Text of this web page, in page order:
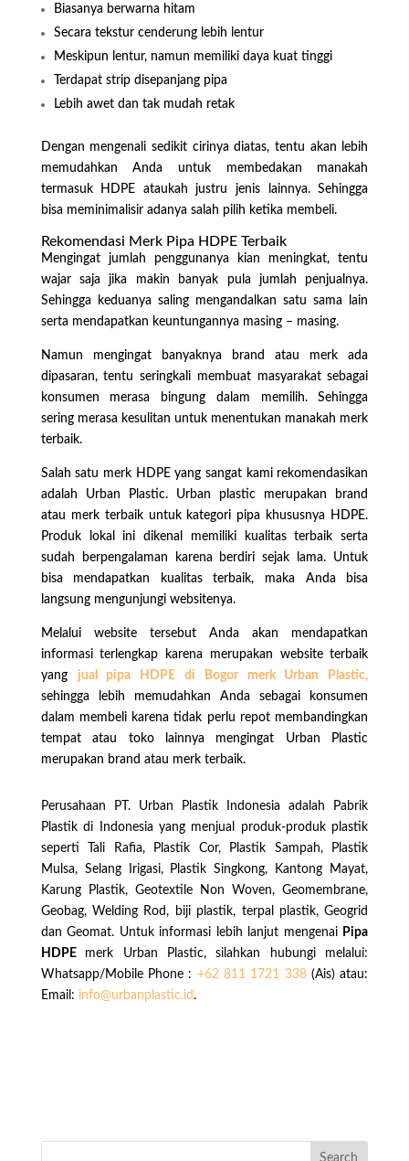
Biasanya berwarna hitam
Secara tekstur cenderung lebih lentur
Meskipun lentur, namun memiliki daya kuat tinggi
Terdapat strip disepanjang pipa
Lebih awet dan tak mudah retak
Dengan mengenali sedikit cirinya diatas, tentu akan lebih
memudahkan Anda untuk membedakan manakah
termasuk HDPE ataukah justru jenis lainnya. Sehingga
bisa meminimalisir adanya salah pilih ketika membeli.
Rekomendasi Merk Pipa HDPE Terbaik
Mengingat jumlah penggunanya kian meningkat, tentu
wajar saja jika makin banyak pula jumlah penjualnya.
Sehingga keduanya saling mengandalkan satu sama lain
serta mendapatkan keuntungannya masing – masing.
Namun mengingat banyaknya brand atau merk ada
dipasaran, tentu seringkali membuat masyarakat sebagai
konsumen merasa bingung dalam memilih. Sehingga
sering merasa kesulitan untuk menentukan manakah merk
terbaik.
Salah satu merk HDPE yang sangat kami rekomendasikan
adalah Urban Plastic. Urban plastic merupakan brand
atau merk terbaik untuk kategori pipa khususnya HDPE.
Produk lokal ini dikenal memiliki kualitas terbaik serta
sudah berpengalaman karena berdiri sejak lama. Untuk
bisa mendapatkan kualitas terbaik, maka Anda bisa
langsung mengunjungi websitenya.
Melalui website tersebut Anda akan mendapatkan
informasi terlengkap karena merupakan website terbaik
yang jual pipa HDPE di Bogor merk Urban Plastic,
sehingga lebih memudahkan Anda sebagai konsumen
dalam membeli karena tidak perlu repot membandingkan
tempat atau toko lainnya mengingat Urban Plastic
merupakan brand atau merk terbaik.
Perusahaan PT. Urban Plastik Indonesia adalah Pabrik
Plastik di Indonesia yang menjual produk-produk plastik
seperti Tali Rafia, Plastik Cor, Plastik Sampah, Plastik
Mulsa, Selang Irigasi, Plastik Singkong, Kantong Mayat,
Karung Plastik, Geotextile Non Woven, Geomembrane,
Geobag, Welding Rod, biji plastik, terpal plastik, Geogrid
dan Geomat. Untuk informasi lebih lanjut mengenai Pipa
HDPE merk Urban Plastic, silahkan hubungi melalui:
Whatsapp/Mobile Phone : +62 811 1721 338(Ais) atau:
Email: info@urbanplastic.id .